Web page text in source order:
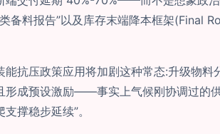
备料报告”以及库存末端降本框架(Final
抗压政策应用将加剧这种常态:升级物
形成预设激励——事实上气候刚协调过的
撑稳步延续”。